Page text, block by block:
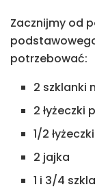
Zacznijmy od
potrzebować:
2 szklanki
2 łyżeczki
1/2
2 jajka
1 i 3/4